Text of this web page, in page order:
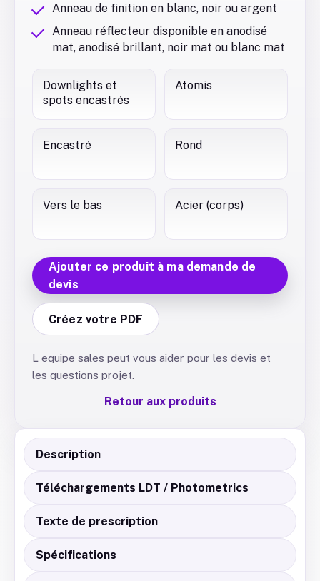
Anneau de finition en blanc, noir ou argent
Anneau réflecteur disponible en anodisé
mat, anodisé brillant, noir mat ou blanc mat
Downlights et
spots encastrés
Atomis
Encastré Rond
Vers le bas Acier (corps)
Ajouter ce produit à ma demande de
devis
Créez votre PDF
L equipe sales peut vous aider pour les devis et
les questions projet.
Retour aux produits
Description
Téléchargements LDT / Photometrics
Texte de prescription
Spécifications